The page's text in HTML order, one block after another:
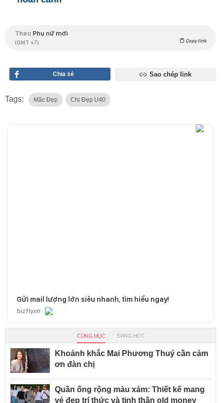
Theo Phụ nữ mới
(GMT +7) Copy link
Chia sẻ Sao chép link
Tags: Măc Đẹp Chị Đẹp U40
Gửi mail lượng lớn siêu nhanh, tìm hiểu ngay!
bizfly.vn
CÙNG MỤC ĐANG HOT
Khoảnh khắc Mai Phương Thuý cần cảm
ơn đàn chị
Quần ống rộng màu xám: Thiết kế mang
vẻ đẹp trí thức và tinh thần old money